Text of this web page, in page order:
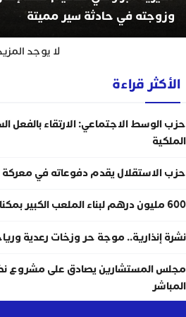
وزوجته في حادثة سير مميتة
لا يوجد
الأكثر قراءة
حزب الوسط الاجتماعي: الارتقاء بالفعل
الملكية
حزب الاستقلال يقدم دفوعاته في معركة
600 مليون درهم لبناء الملعب الكبير بمكناس
نشرة إنذارية.. موجة حر وزخات رعدية
مجلس المستشارين يصادق على مشروع
المباشر